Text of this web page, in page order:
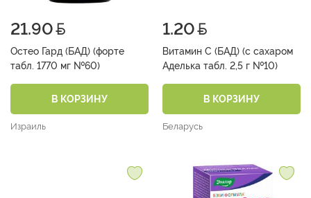
21.90
Остео Гард (БАД) (форте
табл. 1770 мг №60)
В КОРЗИНУ
Израиль
1.20
Витамин С (БАД) (с сахаром
Аделька табл. 2,5 г №10)
В КОРЗИНУ
Беларусь